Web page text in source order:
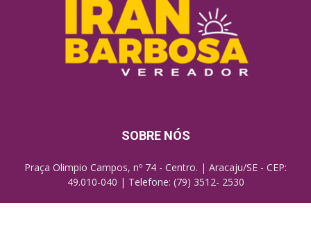
SOBRE NÓS
Praça Olimpio Campos, nº 74 - Centro. | Aracaju/SE - CEP:
49.010-040 | Telefone: (79) 3512- 2530